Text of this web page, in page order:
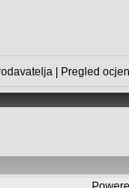
| Pregled